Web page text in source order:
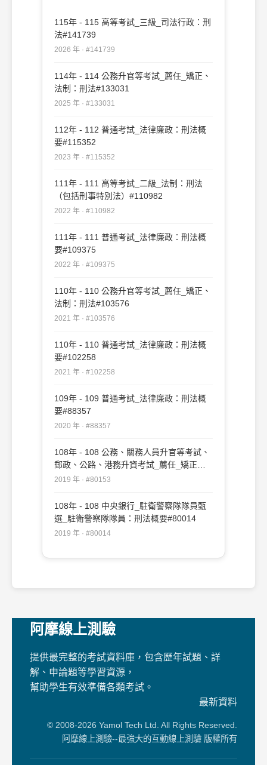
115年 - 115 高等考試_三級_司法行政：刑
法#141739
2026 年 · #141739
114年 - 114 公務升官等考試_薦任_矯正、
法制：刑法#133031
2025 年 · #133031
112年 - 112 普通考試_法律廉政：刑法概
要#115352
2023 年 · #115352
111年 - 111 高等考試_二級_法制：刑法
（包括刑事特別法）#110982
2022 年 · #110982
111年 - 111 普通考試_法律廉政：刑法概
要#109375
2022 年 · #109375
110年 - 110 公務升官等考試_薦任_矯正、
法制：刑法#103576
2021 年 · #103576
110年 - 110 普通考試_法律廉政：刑法概
要#102258
2021 年 · #102258
109年 - 109 普通考試_法律廉政：刑法概
要#88357
2020 年 · #88357
108年 - 108 公務、關務人員升官等考試、
郵政、公路、港務升資考試_薦任_矯正、
法制：刑法#80153
2019 年 · #80153
108年 - 108 中央銀行_駐衛警察隊隊員甄
選_駐衛警察隊隊員：刑法概要#80014
2019 年 · #80014
阿摩線上測驗
提供最完整的考試資料庫，包含歷年試題、詳
解、申論題等學習資源，
幫助學生有效準備各類考試。
最新資料
© 2008-2026 Yamol Tech Ltd. All Rights Reserved.
阿摩線上測驗--最強大的互動線上測驗 版權所有